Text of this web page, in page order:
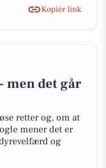
Kopiér link
men det går
retter og, om at
mener det er
og